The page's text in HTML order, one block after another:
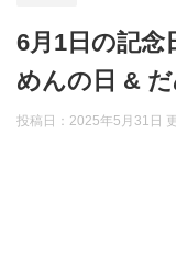
6月1日の記念
めんの日 &
投稿日：2025年5月31日